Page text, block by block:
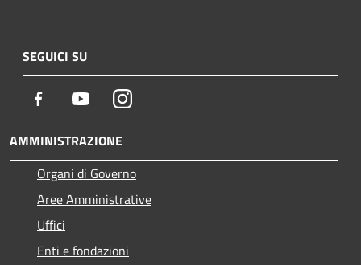
SEGUICI SU
Facebook YoutubeInstagram
AMMINISTRAZIONE
Organi di Governo
Aree Amministrative
Uffici
Enti e fondazioni